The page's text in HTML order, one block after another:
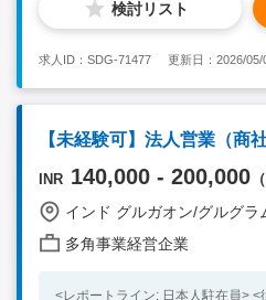
指導 ・本社への日報、月報の作成
ご経験に応じ <Necessary Skill / Experience > ・海外での日本食
だける方 ・ExcelやWordの基本的
に指示を出せるだけの英語力 <Preferable Skill / Experience> ・
飲食業界での就業経験（調理経験
はその他海外での就業経験をお持
検討リスト
求人ID：SDG-71477 更新日：2026/05/
【未経験可】法人営業（商
INR 140,000 - 200,000
インド グルガオン/グルグラ
多角事業経営企業
<レポートライン: 日本人駐在員> <従